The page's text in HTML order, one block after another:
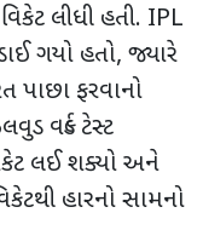
લીધી હતી. IPL
ગયો હતો, જ્યારે
પાછા ફરવાનો
વર્લ્ડ ટેસ્ટ
લઈ શક્યો અને
હારનો સામનો